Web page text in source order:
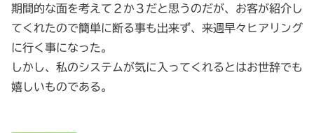
期間的な面を考えて２か３だと思うのだが、お客が紹介し
てくれたので簡単に断る事も出来ず、来週早々ヒアリング
に行く事になった。
しかし、私のシステムが気に入ってくれるとはお世辞でも
嬉しいものである。